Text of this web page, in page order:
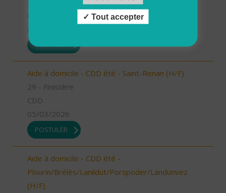
POSTULER
Aide à domicile - CDD été - Saint-Renan (H/F)
29 - Finistère
CDD
05/03/2026
POSTULER
Aide à domicile - CDD été -
Plourin/Brélès/Lanildut/Porspoder/Landunvez
(H/F)
Tout accepter